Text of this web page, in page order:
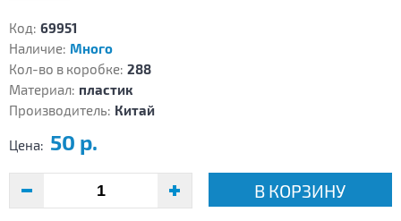
Код: 69951
Наличие: Много
Кол-во в коробке: 288
Материал: пластик
Производитель: Китай
Цена: 50 р.
В КОРЗИНУ